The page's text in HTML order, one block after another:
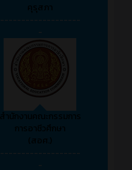
คุรุสภา
-------------------
-
สำนักงานคณะกรรมการ
การอาชีวศึกษา
(สอศ.)
-------------------
-